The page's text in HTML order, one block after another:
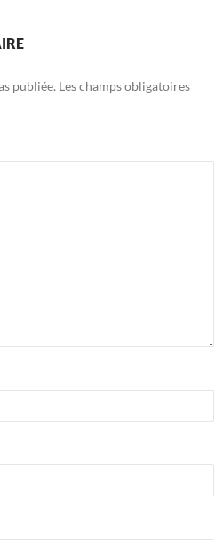
publiée. Les champs obligatoires